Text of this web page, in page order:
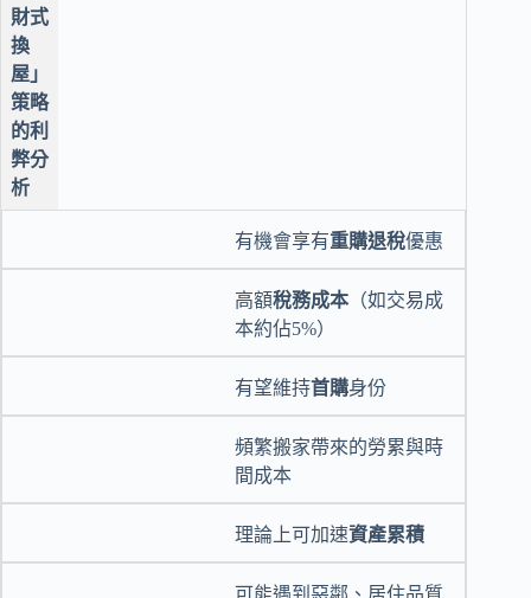
財式
換
屋」
策略
的利
弊分
析
有機會享有重購退稅優惠
高額稅務成本 （如交易成
本約佔5%）
有望維持首購身份
頻繁搬家帶來的勞累與時
間成本
理論上可加速資產累積
可能遇到惡鄰、居住品質